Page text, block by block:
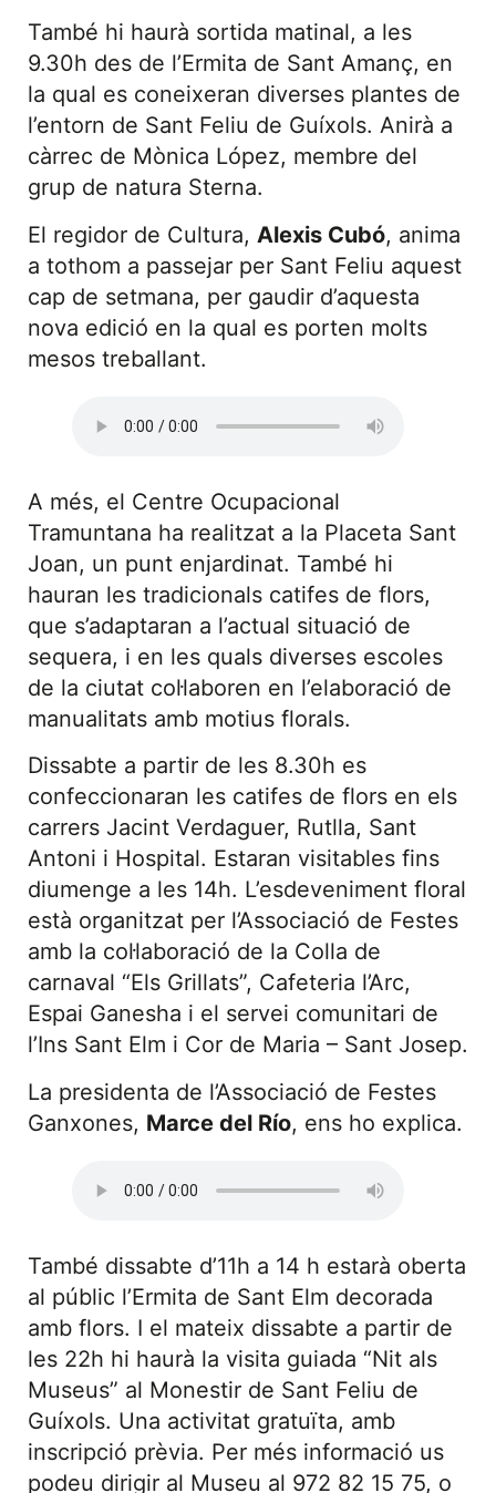
També hi haurà sortida matinal, a les
9.30h des de l’Ermita de Sant Amanç, en
la qual es coneixeran diverses plantes de
l’entorn de Sant Feliu de Guíxols. Anirà a
càrrec de Mònica López, membre del
grup de natura Sterna.
El regidor de Cultura, Alexis Cubó, anima
a tothom a passejar per Sant Feliu aquest
cap de setmana, per gaudir d’aquesta
nova edició en la qual es porten molts
mesos treballant.
A més, el Centre Ocupacional
Tramuntana ha realitzat a la Placeta Sant
Joan, un punt enjardinat. També hi
hauran les tradicionals catifes de flors,
que s’adaptaran a l’actual situació de
sequera, i en les quals diverses escoles
de la ciutat col·laboren en l’elaboració de
manualitats amb motius florals.
Dissabte a partir de les 8.30h es
confeccionaran les catifes de flors en els
carrers Jacint Verdaguer, Rutlla, Sant
Antoni i Hospital. Estaran visitables fins
diumenge a les 14h. L’esdeveniment floral
està organitzat per l’Associació de Festes
amb la col·laboració de la Colla de
carnaval “Els Grillats”, Cafeteria l’Arc,
Espai Ganesha i el servei comunitari de
l’Ins Sant Elm i Cor de Maria – Sant Josep.
La presidenta de l’Associació de Festes
Ganxones, Marce del Río, ens ho explica.
També dissabte d’11h a 14 h estarà oberta
al públic l’Ermita de Sant Elm decorada
amb flors. I el mateix dissabte a partir de
les 22h hi haurà la visita guiada “Nit als
Museus” al Monestir de Sant Feliu de
Guíxols. Una activitat gratuïta, amb
inscripció prèvia. Per més informació us
podeu dirigir al Museu al 972 82 15 75, o